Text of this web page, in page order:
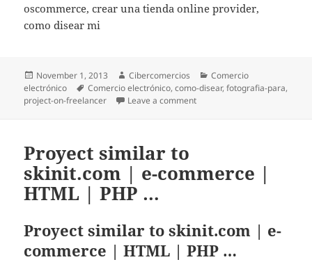
oscommerce, crear una tienda online provider,
como disear mi
Posted
on
November 1, 2013 Author
Cibercomercios Categories
Comercio
electrónico
Tags
Comercio electrónico,como-disear,fotografia-para,
project-on-freelancer
Leave a comment
Proyect similar to
skinit.com | e-commerce |
HTML | PHP …
Proyect similar to skinit.com | e-
commerce | HTML | PHP …